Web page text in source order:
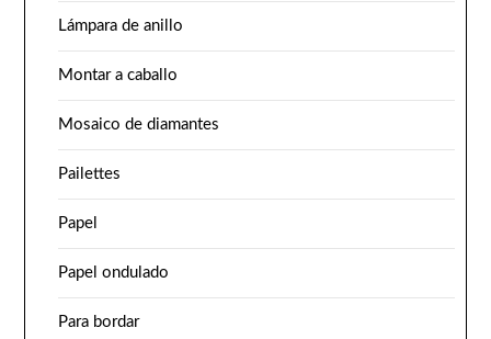
Lámpara de anillo
Montar a caballo
Mosaico de diamantes
Pailettes
Papel
Papel ondulado
Para bordar